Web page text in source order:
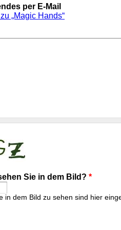
per E-Mail
„Magic Hands“
Sie in dem Bild? *
in dem Bild zu sehen sind hier